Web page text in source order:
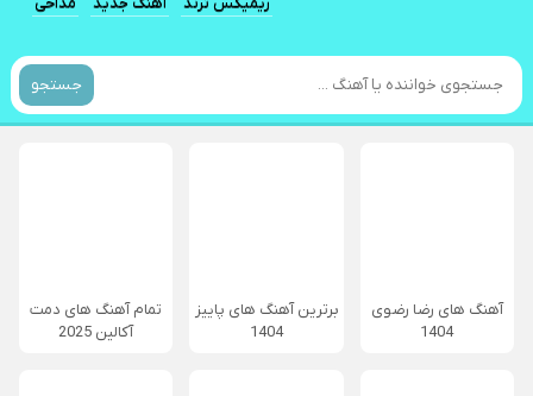
جستجو
آهنگ های رضا رضوی
1404
برترین آهنگ های پاییز
1404
تمام آهنگ های دمت
آکالین 2025